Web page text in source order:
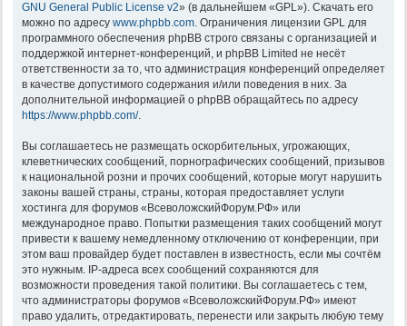
GNU General Public License v2» (в дальнейшем «GPL»). Скачать его
можно по адресу www.phpbb.com. Ограничения лицензии GPL для
программного обеспечения phpBB строго связаны с организацией и
поддержкой интернет-конференций, и phpBB Limited не несёт
ответственности за то, что администрация конференций определяет
в качестве допустимого содержания и/или поведения в них. За
дополнительной информацией о phpBB обращайтесь по адресу
https://www.phpbb.com/.
Вы соглашаетесь не размещать оскорбительных, угрожающих,
клеветнических сообщений, порнографических сообщений, призывов
к национальной розни и прочих сообщений, которые могут нарушить
законы вашей страны, страны, которая предоставляет услуги
хостинга для форумов «ВсеволожскийФорум.РФ» или
международное право. Попытки размещения таких сообщений могут
привести к вашему немедленному отключению от конференции, при
этом ваш провайдер будет поставлен в известность, если мы сочтём
это нужным. IP-адреса всех сообщений сохраняются для
возможности проведения такой политики. Вы соглашаетесь с тем,
что администраторы форумов «ВсеволожскийФорум.РФ» имеют
право удалить, отредактировать, перенести или закрыть любую тему